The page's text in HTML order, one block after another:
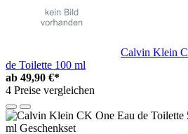
Calvin Klein
de Toilette 100 ml
ab 49,90 €*
4 Preise vergleichen